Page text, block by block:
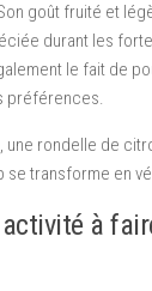
goût fruité et
durant les
le fait de
préférences.
une rondelle de
se transforme en
à